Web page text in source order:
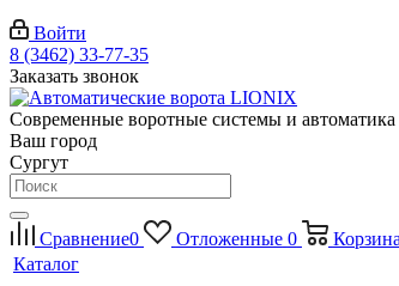
Войти
8 (3462) 33-77-35
Заказать звонок
Современные воротные системы и автоматика
Ваш город
Сургут
Сравнение0 Отложенные 0 Корзина
Каталог